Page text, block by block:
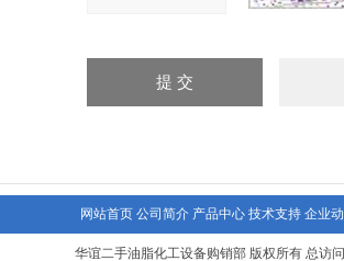
网站首页 公司简介 产品中心 技术支持 企业
华谊二手油脂化工设备购销部 版权所有 总访问